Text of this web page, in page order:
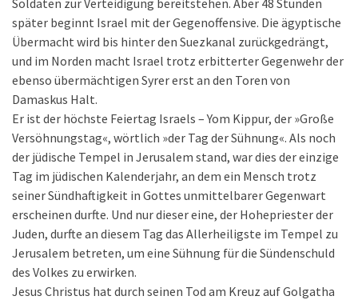
Soldaten zur Verteidigung bereitstehen. Aber 48 Stunden
später beginnt Israel mit der Gegenoffensive. Die ägyptische
Übermacht wird bis hinter den Suezkanal zurückgedrängt,
und im Norden macht Israel trotz erbitterter Gegenwehr der
ebenso übermächtigen Syrer erst an den Toren von
Damaskus Halt.
Er ist der höchste Feiertag Israels – Yom Kippur, der »Große
Versöhnungstag«, wörtlich »der Tag der Sühnung«. Als noch
der jüdische Tempel in Jerusalem stand, war dies der einzige
Tag im jüdischen Kalenderjahr, an dem ein Mensch trotz
seiner Sündhaftigkeit in Gottes unmittelbarer Gegenwart
erscheinen durfte. Und nur dieser eine, der Hohepriester der
Juden, durfte an diesem Tag das Allerheiligste im Tempel zu
Jerusalem betreten, um eine Sühnung für die Sündenschuld
des Volkes zu erwirken.
Jesus Christus hat durch seinen Tod am Kreuz auf Golgatha